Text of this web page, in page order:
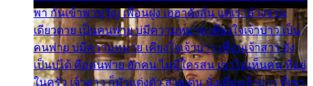
พา กันเข้าพาขวัญ เพื่อนฝูง เฮฮาดังลั่น แต่เราล้างจาน
เดียวดาย เป็นคนพ่าย บ่มีความหมาย เคียงใจเจ้าบ่าว เป็น
คนพ่าย บ่มีความหมาย เคียงใจเจ้าบ่าว เพื่อนเจ้าสาว ยัง
เป็นบ่ได้ คือคนพ่าย ฮักคน ไม่มีใครสน เขาไม่เห็นคน ที่อยู่
ในครัว เจ้าสาว ก็มัวแต่งตัว สวยเด่น นั่งเคียงเจ้าบ่าว ที่เขา